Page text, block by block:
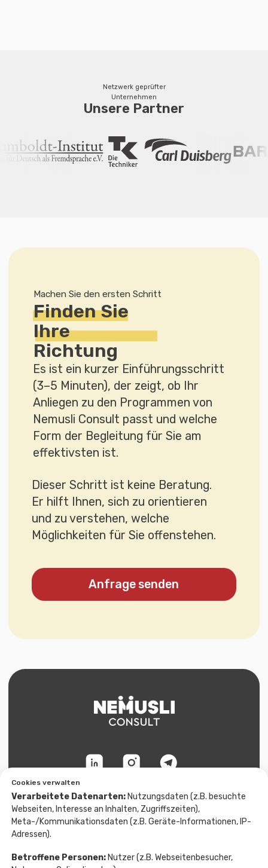
Netzwerk geprüfter
Unternehmen
Unsere Partner
Cookies verwalten
Verarbeitete Datenarten:Nutzungsdaten (z.B. besuchte
Webseiten, Interesse an Inhalten, Zugriffszeiten),
Meta-/Kommunikationsdaten (z.B. Geräte-Informationen, IP-
Adressen).
Betroffene Personen:Nutzer (z.B. Webseitenbesucher,